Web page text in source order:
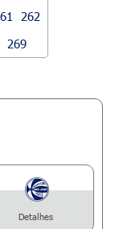
262
269
Detalhes